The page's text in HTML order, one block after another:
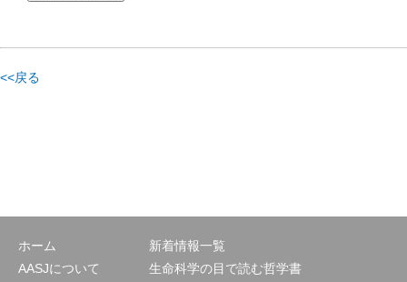
<<戻る
ホーム
AASJについて
新着情報一覧
生命科学の目で読む哲学書